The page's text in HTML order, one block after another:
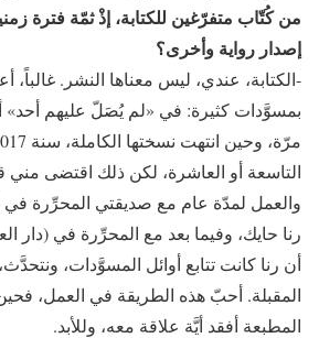
من كُتّاب متفرّغين للكتابة، إذْ ثمّة فترة
إصدار رواية وأخرى؟
-الكتابة، عندي، ليس معناها النشر. غالباً،
التاسعة أو العاشرة، لكن ذلك اقتضى
والعمل لمدّة عام مع صديقتي المحرِّرة في
رنا حايك، وفيما بعد مع المحرِّرة في (دار
أن رنا كانت تتابع أوائل المسوَّدات،
المقبلة. أحبّ هذه الطريقة في العمل،
المطبعة أفقد أيَّة علاقة معه، وللأبد.